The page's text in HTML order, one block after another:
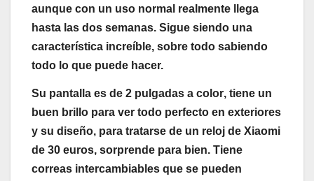
aunque con un uso normal realmente llega
hasta las dos semanas. Sigue siendo una
característica increíble, sobre todo sabiendo
todo lo que puede hacer.
Su pantalla es de 2 pulgadas a color, tiene un
buen brillo para ver todo perfecto en exteriores
y su diseño, para tratarse de un reloj de Xiaomi
de 30 euros, sorprende para bien. Tiene
correas intercambiables que se pueden